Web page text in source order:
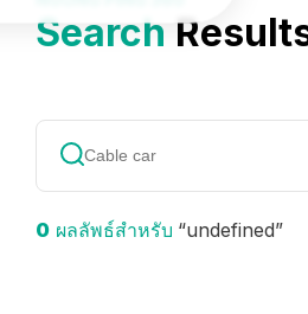
Search
0 ผลลัพธ์สำหรับ “undefined”